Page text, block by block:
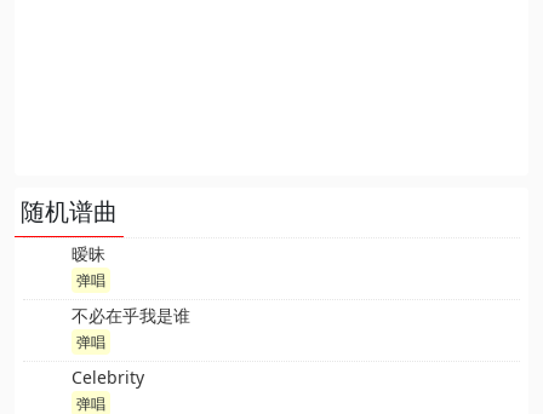
随机谱曲
暧昧
弹唱
不必在乎我是谁
弹唱
Celebrity
弹唱